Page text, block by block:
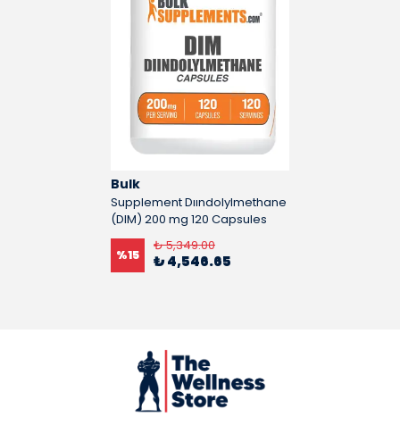
Bulk
Supplement Dıındolylmethane
(DIM) 200 mg 120 Capsules
%15
₺ 5,349.00
₺ 4,546.65